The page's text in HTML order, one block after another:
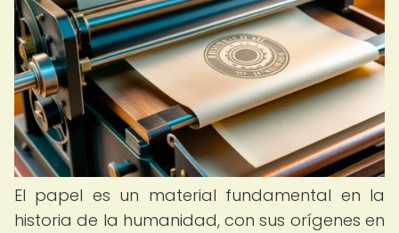
El papel es un material fundamental en la
historia de la humanidad, con sus orígenes en